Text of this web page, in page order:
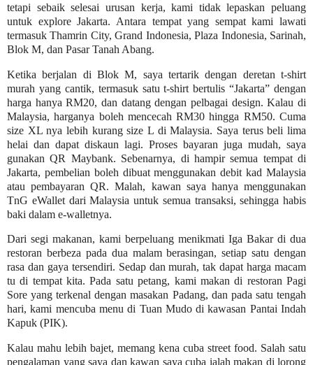
tetapi sebaik selesai urusan kerja, kami tidak lepaskan peluang
untuk explore Jakarta. Antara tempat yang sempat kami lawati
termasuk Thamrin City, Grand Indonesia, Plaza Indonesia, Sarinah,
Blok M, dan Pasar Tanah Abang.
Ketika berjalan di Blok M, saya tertarik dengan deretan t-shirt
murah yang cantik, termasuk satu t-shirt bertulis “Jakarta” dengan
harga hanya RM20, dan datang dengan pelbagai design. Kalau di
Malaysia, harganya boleh mencecah RM30 hingga RM50. Cuma
size XL nya lebih kurang size L di Malaysia. Saya terus beli lima
helai dan dapat diskaun lagi. Proses bayaran juga mudah, saya
gunakan QR Maybank. Sebenarnya, di hampir semua tempat di
Jakarta, pembelian boleh dibuat menggunakan debit kad Malaysia
atau pembayaran QR. Malah, kawan saya hanya menggunakan
TnG eWallet dari Malaysia untuk semua transaksi, sehingga habis
baki dalam e-walletnya.
Dari segi makanan, kami berpeluang menikmati Iga Bakar di dua
restoran berbeza pada dua malam berasingan, setiap satu dengan
rasa dan gaya tersendiri. Sedap dan murah, tak dapat harga macam
tu di tempat kita. Pada satu petang, kami makan di restoran Pagi
Sore yang terkenal dengan masakan Padang, dan pada satu tengah
hari, kami mencuba menu di Tuan Mudo di kawasan Pantai Indah
Kapuk (PIK).
Kalau mahu lebih bajet, memang kena cuba street food. Salah satu
pengalaman yang saya dan kawan saya cuba ialah makan di lorong